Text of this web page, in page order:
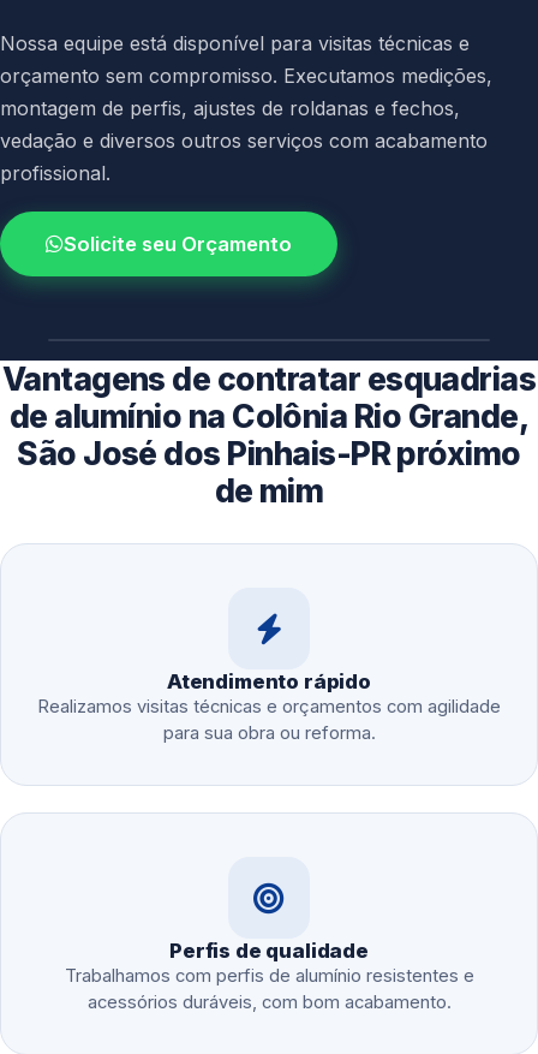
Nossa equipe está disponível para visitas técnicas e
orçamento sem compromisso. Executamos medições,
montagem de perfis, ajustes de roldanas e fechos,
vedação e diversos outros serviços com acabamento
profissional.
Solicite seu Orçamento
4.9 / 5.0
avaliacao dos clientes
Vantagens de contratar esquadrias
de alumínio na Colônia Rio Grande,
São José dos Pinhais-PR próximo
de mim
Atendimento rápido
Realizamos visitas técnicas e orçamentos com agilidade
para sua obra ou reforma.
Perfis de qualidade
Trabalhamos com perfis de alumínio resistentes e
acessórios duráveis, com bom acabamento.